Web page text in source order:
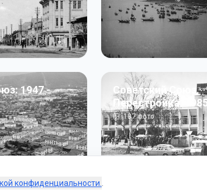
1947 -
Советский Союз.
Перестройка: 1985
187фото
конфиденциальности.